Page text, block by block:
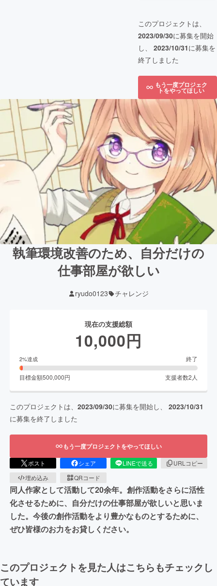
このプロジェクトは、
2023/09/30に募集を開始
し、 2023/10/31に募集を
終了しました
もう一度プロジェク
トをやってほしい
執筆環境改善のため、自分だけの
仕事部屋が欲しい
ryudo0123 チャレンジ
現在の支援総額
10,000円
2%達成 終了
目標金額500,000円 支援者数2 人
このプロジェクトは、 2023/09/30に募集を開始し、 2023/10/31
に募集を終了しました
もう一度プロジェクトをやってほしい
ポスト シェア LINEで送る
URLコピー
埋め込み
QRコード
同人作家として活動して20余年。創作活動をさらに活性
化させるために、自分だけの仕事部屋が欲しいと思いま
した。今後の創作活動をより豊かなものとするために、
ぜひ皆様のお力をお貸しください。
このプロジェクトを見た人はこちらもチェックし
ています